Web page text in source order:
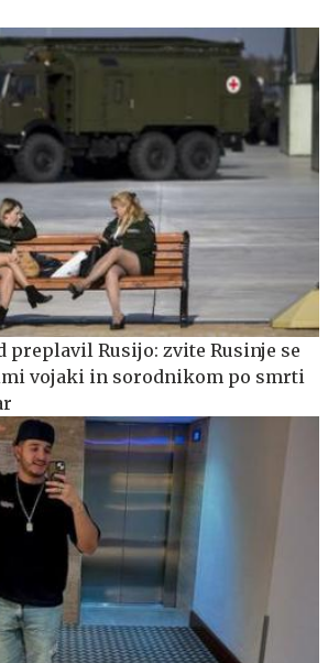
preplavil Rusijo: zvite Rusinje se
vojaki in sorodnikom po smrti